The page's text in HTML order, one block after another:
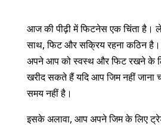
आज की पीढ़ी में फिटनेस एक चिंता है।
साथ, फिट और सक्रिय रहना कठिन
अपने आप को स्वस्थ और फिट रखने के
खरीद सकते हैं यदि आप जिम नहीं जाना
समय नहीं है।
इसके अलावा, आप अपने जिम के लिए